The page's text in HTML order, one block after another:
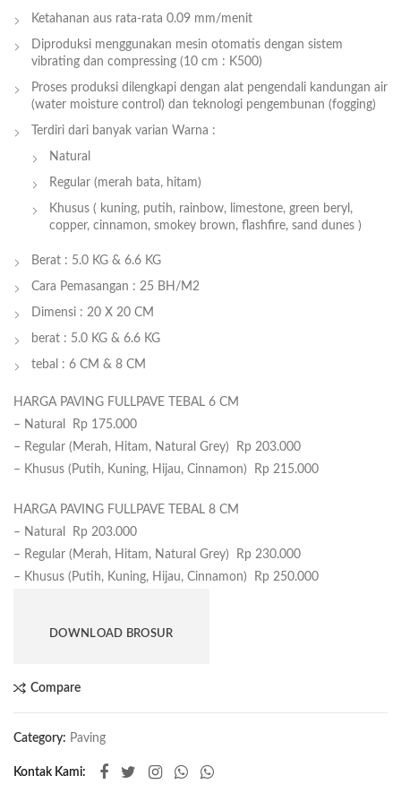
Ketahanan aus rata-rata 0.09 mm/menit
Diproduksi menggunakan mesin otomatis dengan sistem
vibrating dan compressing (10 cm : K500)
Proses produksi dilengkapi dengan alat pengendali kandungan air
(water moisture control) dan teknologi pengembunan (fogging)
Terdiri dari banyak varian Warna :
Natural
Regular (merah bata, hitam)
Khusus ( kuning, putih, rainbow, limestone, green beryl,
copper, cinnamon, smokey brown, flashfire, sand dunes )
Berat : 5.0 KG & 6.6 KG
Cara Pemasangan : 25 BH/M2
Dimensi : 20 X 20 CM
berat : 5.0 KG & 6.6 KG
tebal : 6 CM & 8 CM
HARGA PAVING FULLPAVE TEBAL 6 CM
– Natural Rp 175.000
– Regular (Merah, Hitam, Natural Grey) Rp 203.000
– Khusus (Putih, Kuning, Hijau, Cinnamon) Rp 215.000
HARGA PAVING FULLPAVE TEBAL 8 CM
– Natural Rp 203.000
– Regular (Merah, Hitam, Natural Grey) Rp 230.000
– Khusus (Putih, Kuning, Hijau, Cinnamon) Rp 250.000
DOWNLOAD BROSUR
Compare
Category: Paving
Kontak Kami: